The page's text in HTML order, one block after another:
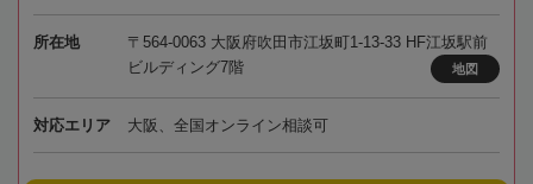
所在地
〒564-0063 大阪府吹田市江坂町1-13-33 HF江坂駅前
ビルディング7階
地図
対応エリア 大阪、全国オンライン相談可